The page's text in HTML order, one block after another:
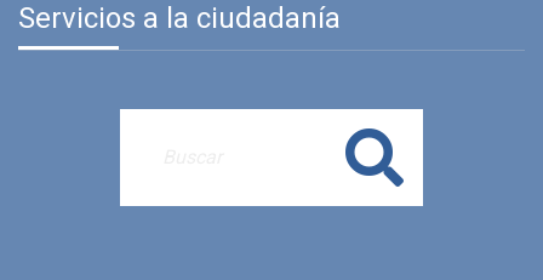
Servicios a la ciudadanía
Buscar